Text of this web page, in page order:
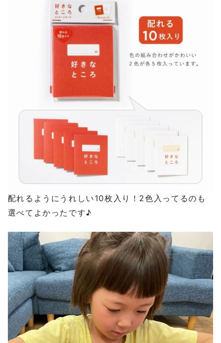
配れるようにうれしい10枚入り！2色入ってるのも
選べてよかったです♪